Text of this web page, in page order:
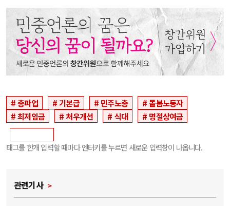
총파업 기본급 민주노총
돌봄노동자
최저임금
처우개선 식대 명절상여금
태그를 한개 입력할 때마다 엔터키를 누르면 새로운 입력창이 나옵니다.
관련기사